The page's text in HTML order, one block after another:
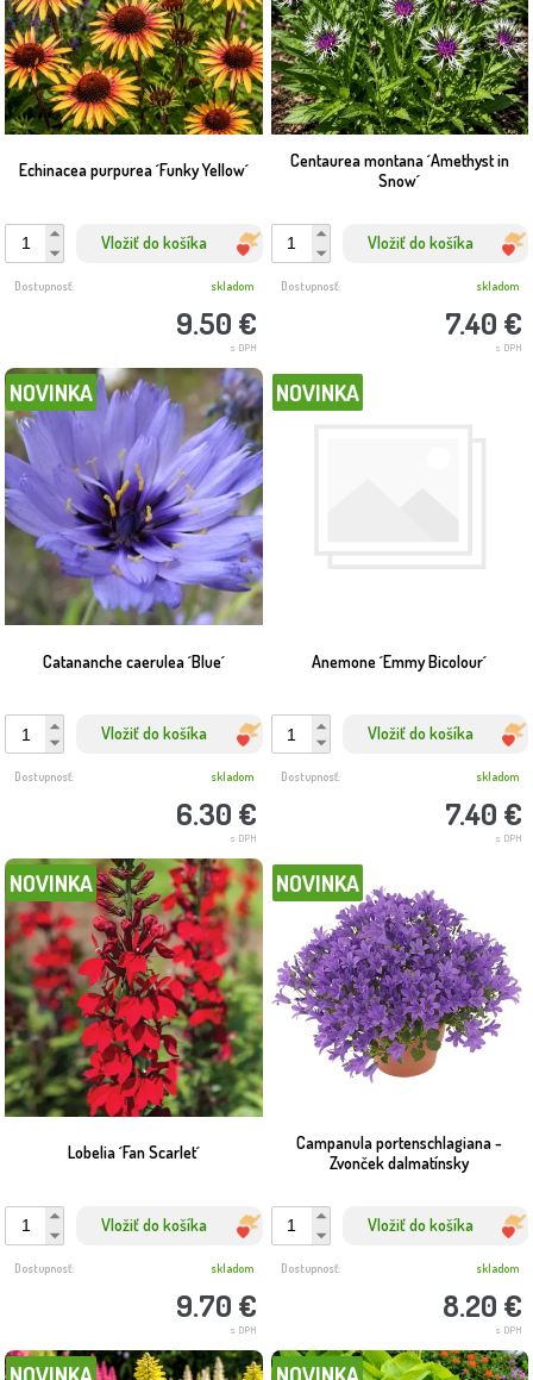
Echinacea purpurea ´Funky Yellow´
Vložiť do košíka
9.50 €
s DPH
Dostupnosť: skladom
Centaurea montana ´Amethyst in
Snow´
Vložiť do košíka
7.40 €
s DPH
Dostupnosť: skladom
Catananche caerulea ´Blue´
NOVINKA
Vložiť do košíka
6.30 €
s DPH
Dostupnosť: skladom
Anemone ´Emmy Bicolour´
NOVINKA
Vložiť do košíka
7.40 €
s DPH
Dostupnosť: skladom
Lobelia ´Fan Scarlet´
NOVINKA
Vložiť do košíka
9.70 €
s DPH
Dostupnosť: skladom
Campanula portenschlagiana -
Zvonček dalmatínsky
NOVINKA
Vložiť do košíka
8.20 €
s DPH
Dostupnosť: skladom